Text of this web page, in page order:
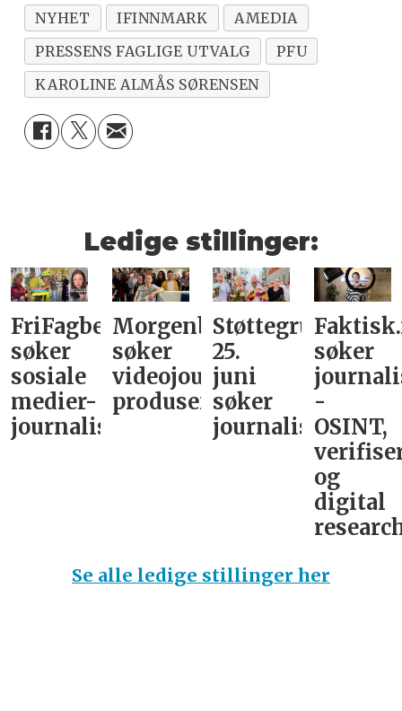
NYHET IFINNMARK
AMEDIA
PRESSENS FAGLIGE UTVALG
PFU
KAROLINE ALMÅS SØRENSEN
Ledige stillinger:
FriFagbevegelse
søker
sosiale
medier-
journalist
Morgenbladet
søker
videojournalist/podkast-
produsent
Støttegruppa
25.
juni
søker
journalist
søker
-
OSINT,
og
digital
Se alle ledige stillinger her